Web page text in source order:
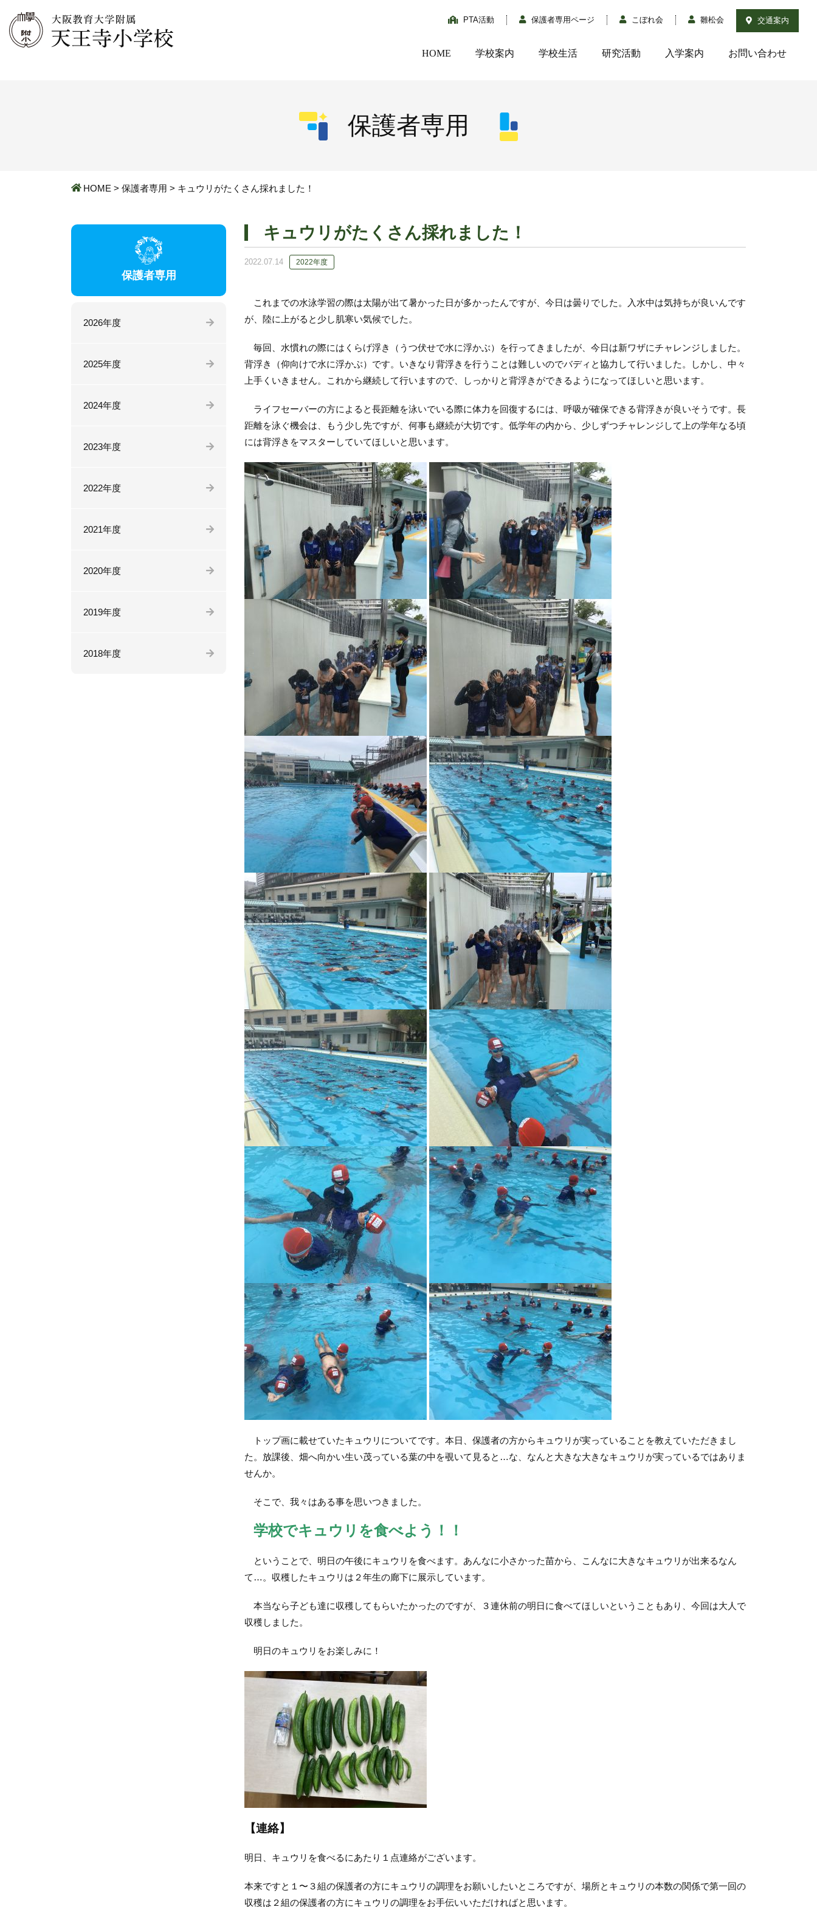
PTA活動 保護者専用ページ こぼれ会 雛松会 交通案内
HOME 学校案内 学校生活 研究活動 入学案内 お問い合わせ
保護者専用
HOME > 保護者専用 > キュウリがたくさん採れました！
キュウリがたくさん採れました！
2022.07.14 2022年度
これまでの水泳学習の際は太陽が出て暑かった日が多かったんですが、今日は曇りでした。入水中は気持ちが良いんです
が、陸に上がると少し肌寒い気候でした。
毎回、水慣れの際にはくらげ浮き（うつ伏せで水に浮かぶ）を行ってきましたが、今日は新ワザにチャレンジしました。
背浮き（仰向けで水に浮かぶ）です。いきなり背浮きを行うことは難しいのでバディと協力して行いました。しかし、中々
上手くいきません。これから継続して行いますので、しっかりと背浮きができるようになってほしいと思います。
ライフセーバーの方によると長距離を泳いでいる際に体力を回復するには、呼吸が確保できる背浮きが良いそうです。長
距離を泳ぐ機会は、もう少し先ですが、何事も継続が大切です。低学年の内から、少しずつチャレンジして上の学年なる頃
には背浮きをマスターしていてほしいと思います。
トップ画に載せていたキュウリについてです。本日、保護者の方からキュウリが実っていることを教えていただきまし
た。放課後、畑へ向かい生い茂っている葉の中を覗いて見ると…な、なんと大きな大きなキュウリが実っているではありま
せんか。
そこで、我々はある事を思いつきました。
学校でキュウリを食べよう！！
ということで、明日の午後にキュウリを食べます。あんなに小さかった苗から、こんなに大きなキュウリが出来るなん
て…。収穫したキュウリは２年生の廊下に展示しています。
本当なら子ども達に収穫してもらいたかったのですが、３連休前の明日に食べてほしいということもあり、今回は大人で
収穫しました。
明日のキュウリをお楽しみに！
【連絡】
明日、キュウリを食べるにあたり１点連絡がございます。
本来ですと１〜３組の保護者の方にキュウリの調理をお願いしたいところですが、場所とキュウリの本数の関係で第一回の
収穫は２組の保護者の方にキュウリの調理をお手伝いいただければと思います。
保護者専用
2026年度
2025年度
2024年度
2023年度
2022年度
2021年度
2020年度
2019年度
2018年度